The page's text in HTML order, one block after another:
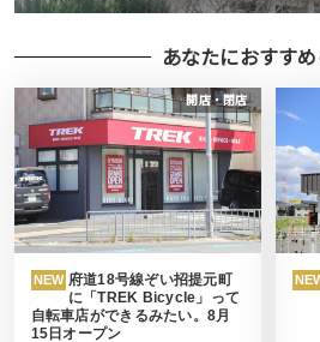
あなたにおすす
開店・閉店
NEW 府道18号線ぞい招提元町
に「TREK Bicycle」って
自転車店ができるみたい。8月
15日オープン